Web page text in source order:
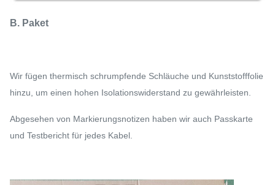
B. Paket
Wir fügen thermisch schrumpfende Schläuche und Kunststofffolie
hinzu, um einen hohen Isolationswiderstand zu gewährleisten.
Abgesehen von Markierungsnotizen haben wir auch Passkarte
und Testbericht für jedes Kabel.